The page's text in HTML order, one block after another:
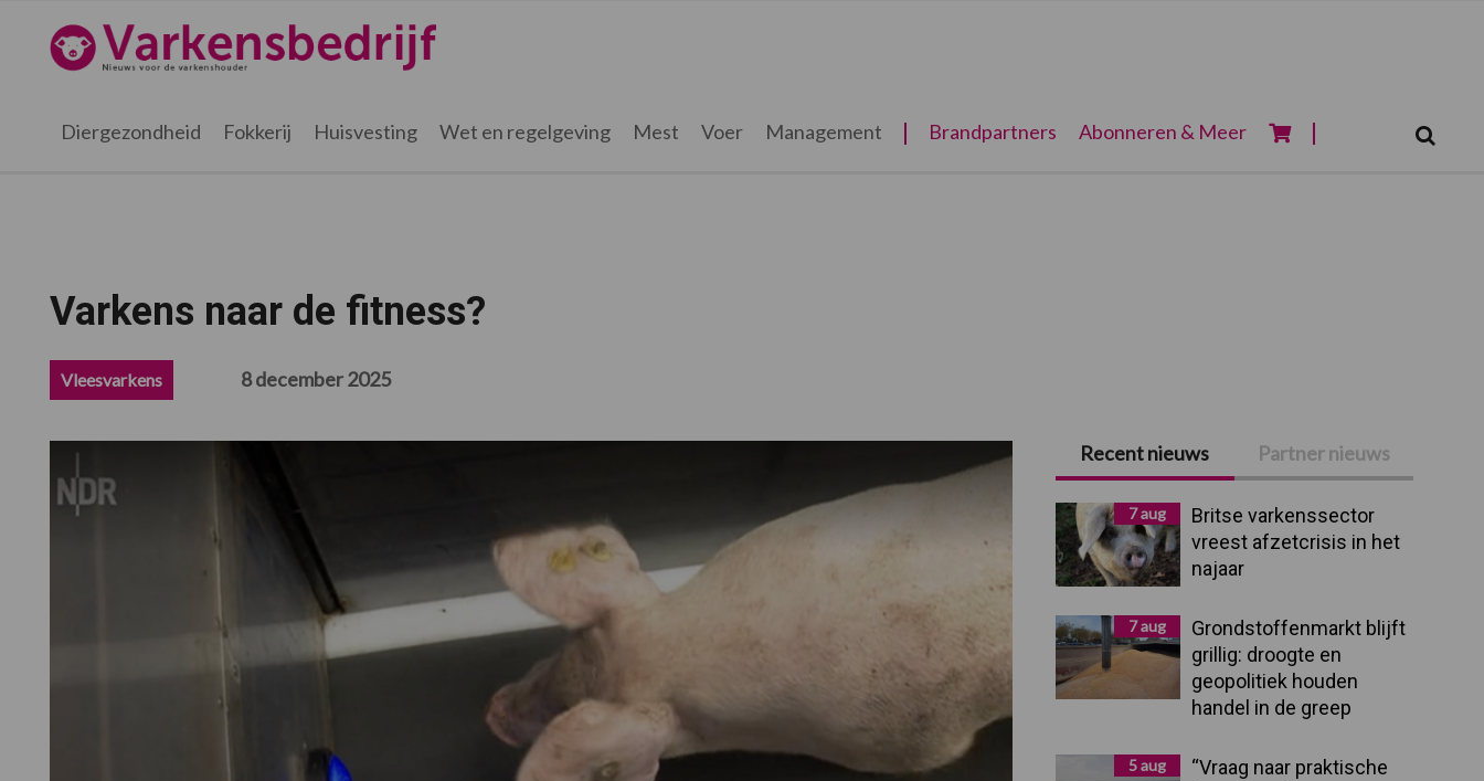
hoofdnavigatie
hoofd
eerste
voettekst
Varkensbedrijf.nl
Diergezondheid Fokkerij Huisvesting Wet en regelgeving Mest Voer Management Brandpartners Abonneren & Meer
Varkens naar de fitness?
Vleesvarkens 8 december 2025
Primaire
Sidebar
Recent nieuws Partner nieuws
7 aug
Britse varkenssector
vreest afzetcrisis in het
najaar
7 aug
Grondstoffenmarkt blijft
grillig: droogte en
geopolitiek houden
handel in de greep
5 aug
“Vraag naar praktische